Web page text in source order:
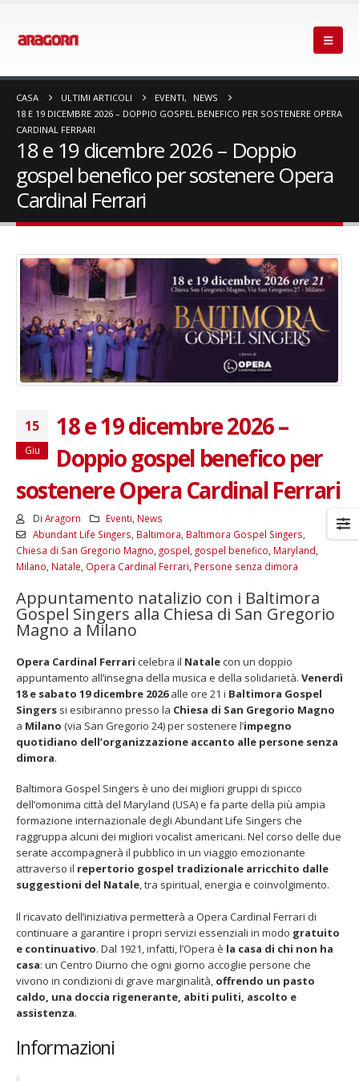
CASA ULTIMI ARTICOLI EVENTI,
NEWS
18 E 19 DICEMBRE 2026 – DOPPIO GOSPEL BENEFICO PER SOSTENERE OPERA
CARDINAL FERRARI
18 e 19 dicembre 2026 – Doppio
gospel benefico per sostenere Opera
Cardinal Ferrari
15
Giu
18 e 19 dicembre 2026 –
Doppio gospel benefico per
sostenere Opera Cardinal Ferrari
Di Aragorn Eventi, News
Abundant Life Singers, Baltimora, Baltimora Gospel Singers,
Chiesa di San Gregorio Magno, gospel, gospel benefico, Maryland,
Milano, Natale, Opera Cardinal Ferrari, Persone senza dimora
Appuntamento natalizio con i Baltimora
Gospel Singers alla Chiesa di San Gregorio
Magno a Milano
Opera Cardinal Ferrari celebra il Natalecon un doppio
appuntamento all’insegna della musica e della solidarietà. Venerdì
18 e sabato 19 dicembre 2026alle ore 21 i Baltimora Gospel
Singers si esibiranno presso la Chiesa di San Gregorio Magno
a Milano (via San Gregorio 24) per sostenere l’impegno
quotidiano dell’organizzazione accanto alle persone senza
dimora.
Baltimora Gospel Singers è uno dei migliori gruppi di spicco
dell’omonima città del Maryland (USA) e fa parte della più ampia
formazione internazionale degli Abundant Life Singers che
raggruppa alcuni dei migliori vocalist americani. Nel corso delle due
serate accompagnerà il pubblico in un viaggio emozionante
attraverso il repertorio gospel tradizionale arricchito dalle
suggestioni del Natale, tra spiritual, energia e coinvolgimento.
Il ricavato dell’iniziativa permetterà a Opera Cardinal Ferrari di
continuare a garantire i propri servizi essenziali in modo gratuito
e continuativo. Dal 1921, infatti, l’Opera è la casa di chi non ha
casa: un Centro Diurno che ogni giorno accoglie persone che
vivono in condizioni di grave marginalità, offrendo un pasto
caldo, una doccia rigenerante, abiti puliti, ascolto e
assistenza.
Informazioni
22 giugno 2026 – Terrazze del
Duomo: apertura serale
straordinaria per Fondazione
Cieli Azzurri
3 giugno 2026 – Al Teatro
Fraschini di Pavia il concerto
inaugurale di UniON –
Orchestra Nazionale
13, 2026
Un evento di Natale per
Aprile 1, 2026
Fino al 29 marzo 2026 –
malati e fragili, VIDAS
una campagna per
l’assistenza domiciliare